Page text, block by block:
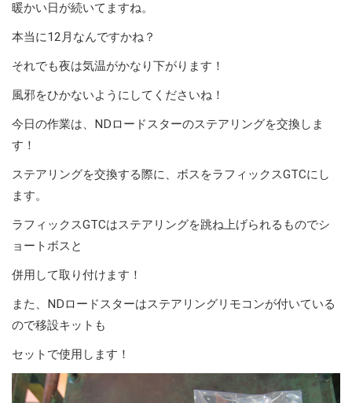
暖かい日が続いてますね。
本当に12月なんですかね？
それでも夜は気温がかなり下がります！
風邪をひかないようにしてくださいね！
今日の作業は、NDロードスターのステアリングを交換しま
す！
ステアリングを交換する際に、ボスをラフィックスGTCにし
ます。
ラフィックスGTCはステアリングを跳ね上げられるものでシ
ョートボスと
併用して取り付けます！
また、NDロードスターはステアリングリモコンが付いている
ので移設キットも
セットで使用します！